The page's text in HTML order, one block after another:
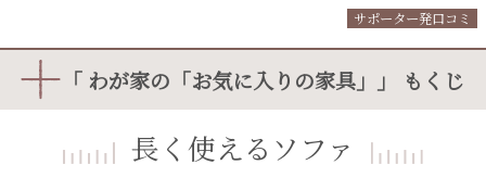
サポーター発口コミ
「 わが家の「お気に入りの家具」」 もくじ
長く使えるソファ